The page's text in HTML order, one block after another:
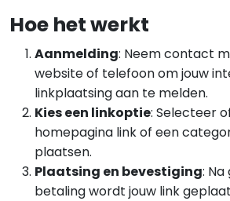
Hoe het werkt
Aanmelding: Neem contact
website of telefoon om jouw
linkplaatsing aan te melden.
Kies een linkoptie: Selecteer
homepagina link of een
plaatsen.
Plaatsing en bevestiging:
betaling wordt jouw link